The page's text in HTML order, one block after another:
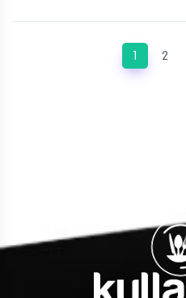
1 2